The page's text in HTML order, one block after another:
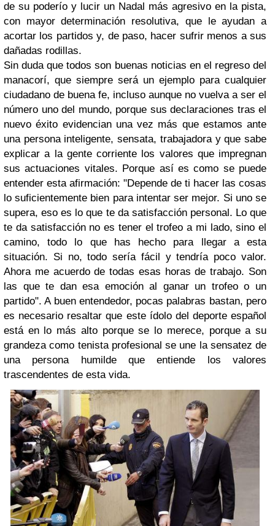
de su poderío y lucir un Nadal más agresivo en la pista,
con mayor determinación resolutiva, que le ayudan a
acortar los partidos y, de paso, hacer sufrir menos a sus
dañadas rodillas.
Sin duda que todos son buenas noticias en el regreso del
manacorí, que siempre será un ejemplo para cualquier
ciudadano de buena fe, incluso aunque no vuelva a ser el
número uno del mundo, porque sus declaraciones tras el
nuevo éxito evidencian una vez más que estamos ante
una persona inteligente, sensata, trabajadora y que sabe
explicar a la gente corriente los valores que impregnan
sus actuaciones vitales. Porque así es como se puede
entender esta afirmación: "Depende de ti hacer las cosas
lo suficientemente bien para intentar ser mejor. Si uno se
supera, eso es lo que te da satisfacción personal. Lo que
te da satisfacción no es tener el trofeo a mi lado, sino el
camino, todo lo que has hecho para llegar a esta
situación. Si no, todo sería fácil y tendría poco valor.
Ahora me acuerdo de todas esas horas de trabajo. Son
las que te dan esa emoción al ganar un trofeo o un
partido". A buen entendedor, pocas palabras bastan, pero
es necesario resaltar que este ídolo del deporte español
está en lo más alto porque se lo merece, porque a su
grandeza como tenista profesional se une la sensatez de
una persona humilde que entiende los valores
trascendentes de esta vida.